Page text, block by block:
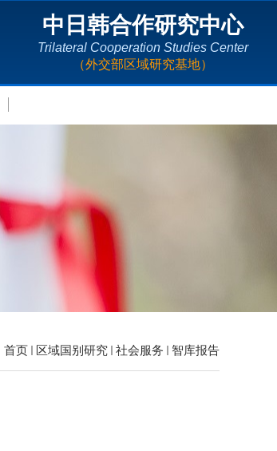
中日韩合作研究中心
Trilateral Cooperation Studies Center
（外交部区域研究基地）
首页 区域国别研究 社会服务 智库报告